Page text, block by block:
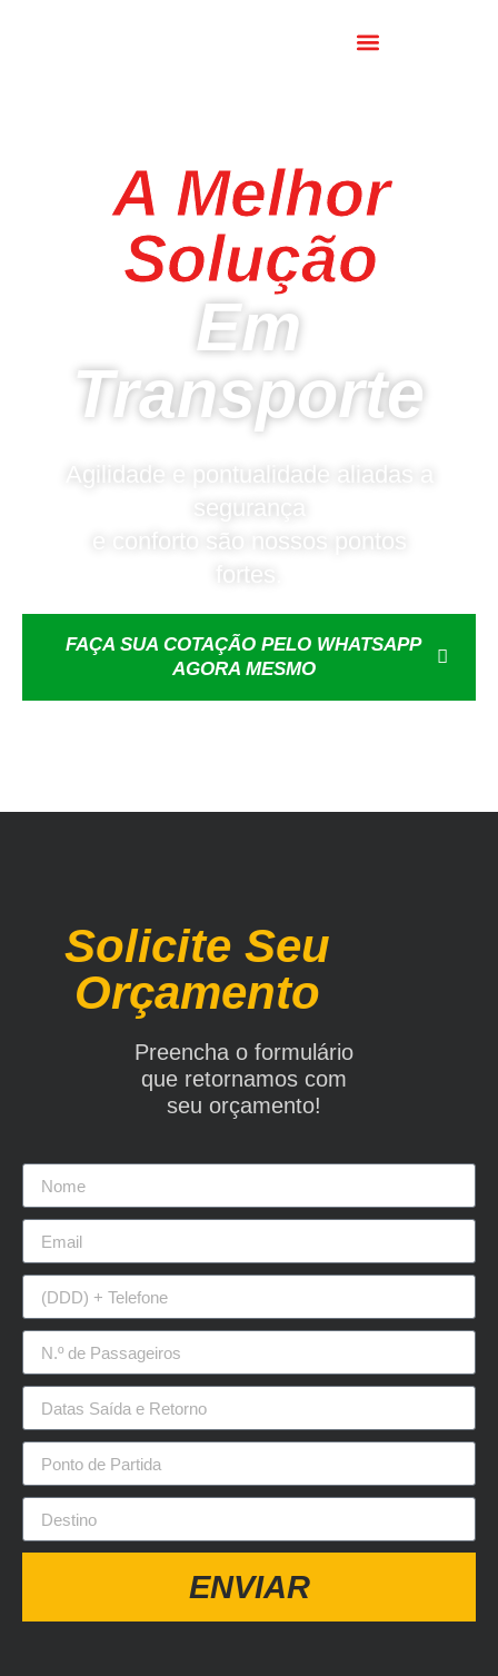
A Melhor
Solução
Em
Transporte
Agilidade e pontualidade aliadas a
segurança
e conforto são nossos pontos
fortes.
FAÇA SUA COTAÇÃO PELO WHATSAPP
AGORA MESMO
Solicite Seu
Orçamento
Preencha o formulário
que retornamos com
seu orçamento!
ENVIAR